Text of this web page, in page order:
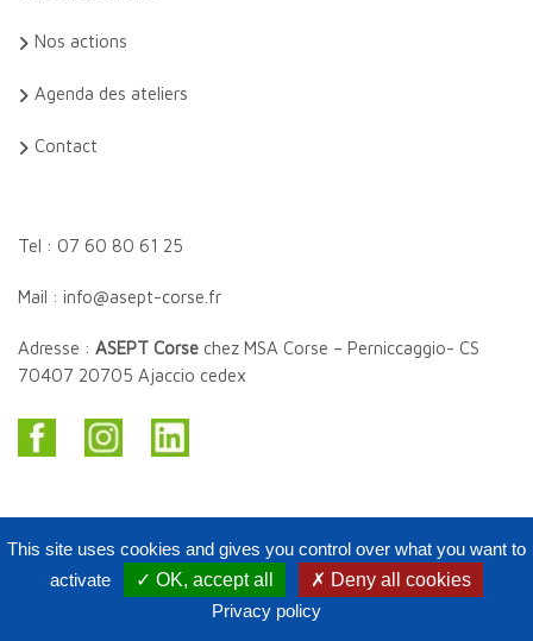
Nos actions
Agenda des ateliers
Contact
Tel : 07 60 80 61 25
Mail : info@asept-corse.fr
Adresse : ASEPT Corse chez MSA Corse – Perniccaggio- CS
70407 20705 Ajaccio cedex
Copyright Asept Corse 2020. Tous droits réservés.
This site uses cookies and gives you control over what you want to
activate
✓ OK, accept all
✗ Deny all cookies
Privacy policy